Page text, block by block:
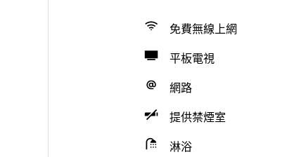
免費無線上網
平板電視
網路
提供禁煙室
淋浴